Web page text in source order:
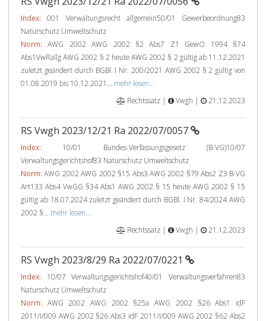
Index: 001 Verwaltungsrecht allgemein50/01 Gewerbeordnung83
Naturschutz Umweltschutz
Norm: AWG 2002 AWG 2002 §2 Abs7 Z1 GewO 1994 §74
Abs1VwRallg AWG 2002 § 2 heute AWG 2002 § 2 gültig ab 11.12.2021
zuletzt geändert durch BGBl. I Nr. 200/2021 AWG 2002 § 2 gültig von
01.08.2019 bis 10.12.2021... mehr lesen...
Rechtssatz |
Vwgh | 21.12.2023
RS Vwgh 2023/12/21 Ra 2022/07/0057
Index: 10/01 Bundes-Verfassungsgesetz (B-VG)10/07
Verwaltungsgerichtshof83 Naturschutz Umweltschutz
Norm: AWG 2002 AWG 2002 §15 Abs3 AWG 2002 §79 Abs2 Z3 B-VG
Art133 Abs4 VwGG §34 Abs1 AWG 2002 § 15 heute AWG 2002 § 15
gültig ab 18.07.2024 zuletzt geändert durch BGBl. I Nr. 84/2024 AWG
2002 §... mehr lesen...
Rechtssatz |
Vwgh | 21.12.2023
RS Vwgh 2023/8/29 Ra 2022/07/0221
Index: 10/07 Verwaltungsgerichtshof40/01 Verwaltungsverfahren83
Naturschutz Umweltschutz
Norm: AWG 2002 AWG 2002 §25a AWG 2002 §26 Abs1 idF
2011/I/009 AWG 2002 §26 Abs3 idF 2011/I/009 AWG 2002 §62 Abs2